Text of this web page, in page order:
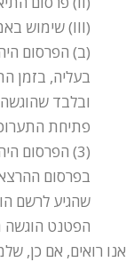
(III) שימוש באמצאה לצורך התערוכה ובמקום התערוכה;
(ב) הפרסום
בעליה, בזמן
ובלבד
פתיחת
(3) הפרסום
בפרסום
שהגיע לרשם
הפטנט הוגשה
אנו רואים, אם כן,